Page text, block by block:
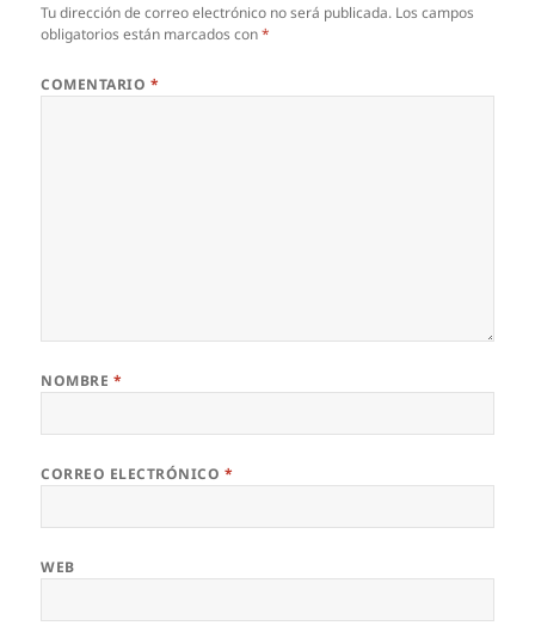
Tu dirección de correo electrónico no será publicada. Los campos
obligatorios están marcados con*
COMENTARIO *
NOMBRE *
CORREO ELECTRÓNICO *
WEB